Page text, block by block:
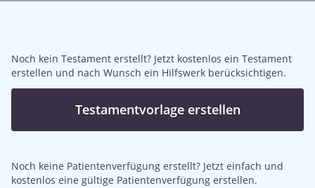
Noch kein Testament erstellt? Jetzt kostenlos ein Testament
erstellen und nach Wunsch ein Hilfswerk berücksichtigen.
Testamentvorlage erstellen
Noch keine Patientenverfügung erstellt? Jetzt einfach und
kostenlos eine gültige Patientenverfügung erstellen.